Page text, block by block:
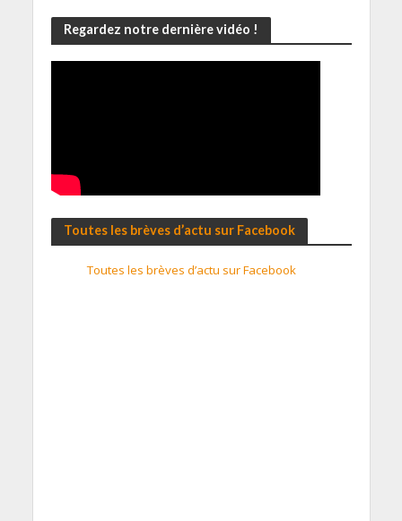
Regardez notre dernière vidéo !
Toutes les brèves d’actu sur Facebook
Toutes les brèves d’actu sur Facebook